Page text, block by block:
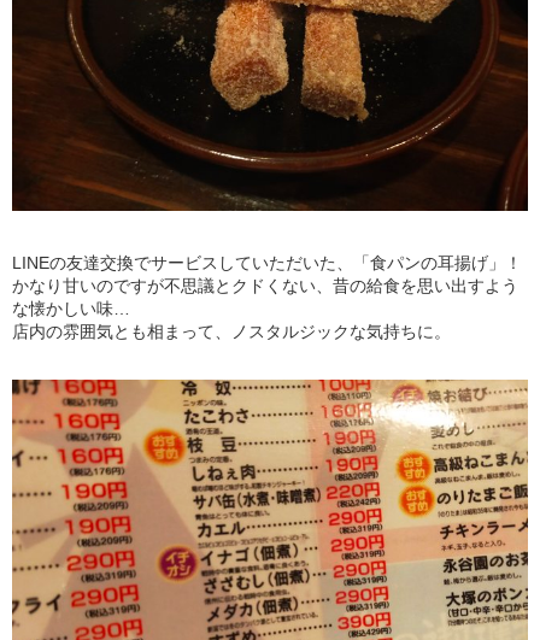
LINEの友達交換でサービスしていただいた、「食パンの耳揚げ」！
かなり甘いのですが不思議とクドくない、昔の給食を思い出すよう
な懐かしい味…
店内の雰囲気とも相まって、ノスタルジックな気持ちに。